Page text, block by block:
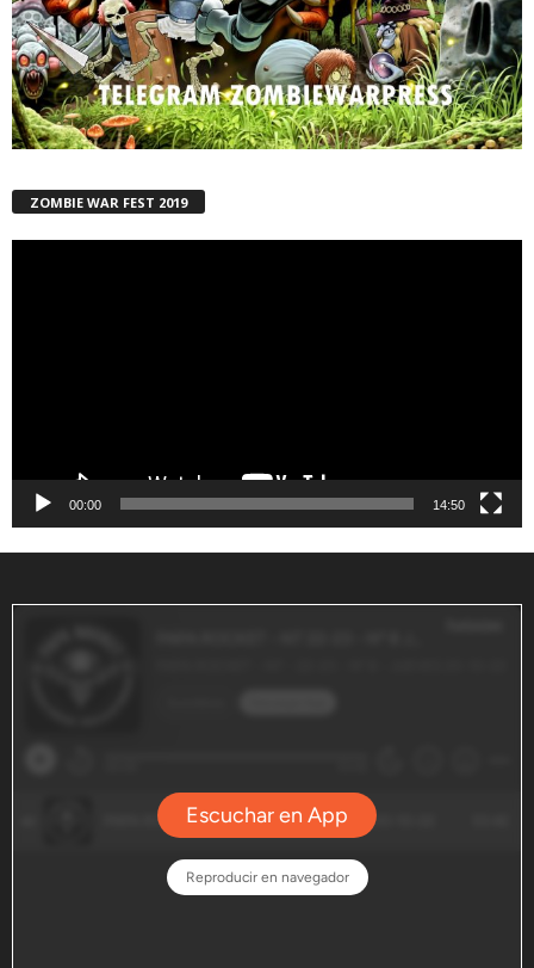
ZOMBIE WAR FEST 2019
00:00 14:50